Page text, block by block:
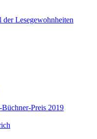
Lesegewohnheiten
Preis 2019